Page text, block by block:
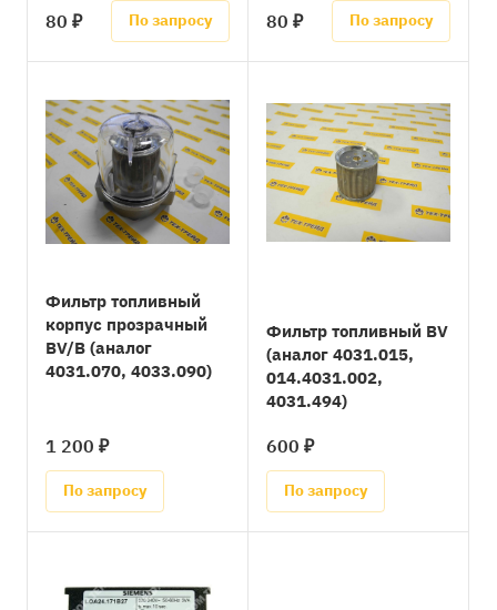
80 ₽ По запросу 80 ₽ По запросу
Фильтр топливный
корпус прозрачный
BV/B (аналог
4031.070, 4033.090)
1 200 ₽
По запросу
Фильтр топливный BV
(аналог 4031.015,
014.4031.002,
4031.494)
600 ₽
По запросу